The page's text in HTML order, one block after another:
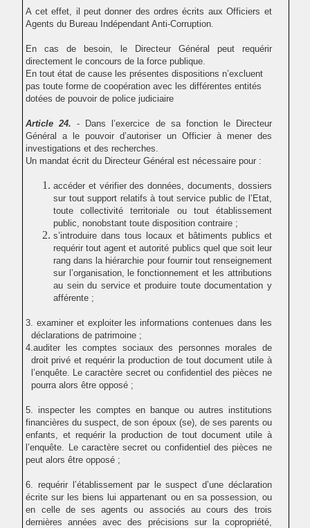
A cet effet, il peut donner des ordres écrits aux Officiers et
Agents du Bureau Indépendant Anti-Corruption.
En cas de besoin, le Directeur Général peut requérir
directement le concours de la force publique.
En tout état de cause les présentes dispositions n’excluent
pas toute forme de coopération avec les différentes entités
dotées de pouvoir de police judiciaire
Article 24.
- Dans l’exercice de sa fonction le Directeur
Général a le pouvoir d’autoriser un Officier à mener des
investigations et des recherches.
Un mandat écrit du Directeur Général est nécessaire pour :
accéder et vérifier des données, documents, dossiers
sur tout support relatifs à tout service public de l’Etat,
toute collectivité territoriale ou tout établissement
public, nonobstant toute disposition contraire ;
s’introduire dans tous locaux et bâtiments publics et
requérir tout agent et autorité publics quel que soit leur
rang dans la hiérarchie pour fournir tout renseignement
sur l’organisation, le fonctionnement et les attributions
au sein du service et produire toute documentation y
afférente ;
3. examiner et exploiter les informations contenues dans les
déclarations de patrimoine ;
4.auditer les comptes sociaux des personnes morales de
droit privé et requérir la production de tout document utile à
l’enquête. Le caractère secret ou confidentiel des pièces ne
pourra alors être opposé ;
5. inspecter les comptes en banque ou autres institutions
financières du suspect, de son époux (se), de ses parents ou
enfants, et requérir la production de tout document utile à
l’enquête. Le caractère secret ou confidentiel des pièces ne
peut alors être opposé ;
6. requérir l’établissement par le suspect d’une déclaration
écrite sur les biens lui appartenant ou en sa possession, ou
en celle de ses agents ou associés au cours des trois
dernières années avec des précisions sur la copropriété,